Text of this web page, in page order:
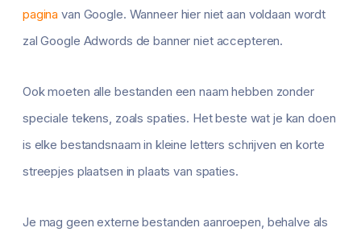
pagina van Google. Wanneer hier niet aan voldaan wordt
zal Google Adwords de banner niet accepteren.
Ook moeten alle bestanden een naam hebben zonder
speciale tekens, zoals spaties. Het beste wat je kan doen
is elke bestandsnaam in kleine letters schrijven en korte
streepjes plaatsen in plaats van spaties.
Je mag geen externe bestanden aanroepen, behalve als